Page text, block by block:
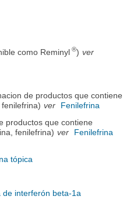
como Reminyl ®) ver
de productos que contiene
ver
Fenilefrina
productos que contiene
fenilefrina) ver Fenilefrina
tópica
de interferón beta-1a